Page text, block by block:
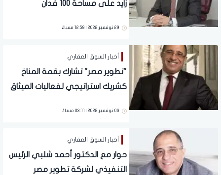
زايد على مساحة 100 فدان
29 نوفمبر 2022 | 12:58 مساءً
أخبار السوق العقاري
"تطوير مصر" تشارك بقمة المناخ
كشريك استراتيجي لفعاليات الميثاق
06 نوفمبر 2022 | 03:11 مساءً
أخبار السوق العقاري
حوار مع الدكتور أحمد شلبي الرئيس
التنفيذي لشركة تطوير مصر